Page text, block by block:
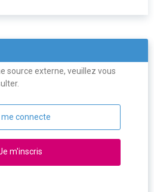
source externe, veuillez vous
connecte
m'inscris